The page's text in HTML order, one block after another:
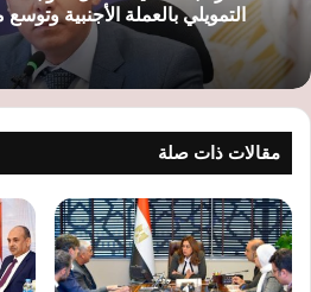
التمويلي بالعملة الأجنبية
مقالات ذات صلة